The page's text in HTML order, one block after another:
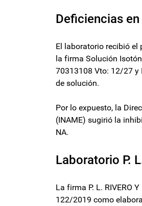
Deficiencias
El laboratorio recibió
la firma Solución
70313108 Vto: 12/27 y
de solución.
Por lo expuesto, la
(INAME) sugirió la
NA.
Laboratorio P.
La firma P. L. RIVERO
122/2019 como